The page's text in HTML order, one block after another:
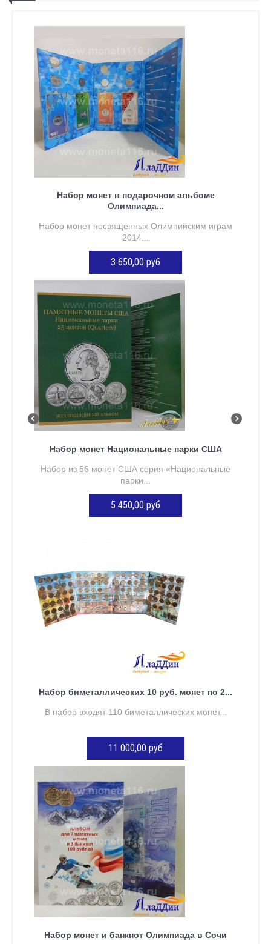
Набор монет в подарочном альбоме
Олимпиада...
Набор монет посвященных Олимпийским играм
2014...
3 650,00 руб
ДОБАВИТЬ В КОРЗИНУ
Набор монет Национальные парки США
Набор из 56 монет США серия «Национальные
парки...
5 450,00 руб
Набор биметаллических 10 руб. монет по 2...
В набор входят 110 биметаллических монет...
11 000,00 руб
Набор монет и банкнот Олимпиада в Сочи